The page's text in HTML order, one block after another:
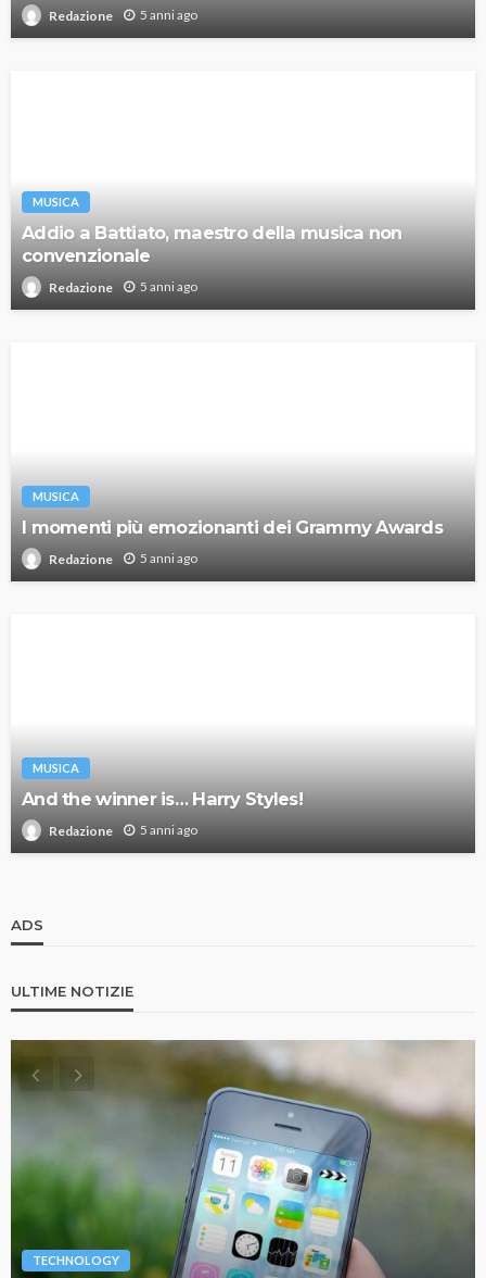
Redazione 5 anni ago
MUSICA
Addio a Battiato, maestro della musica non
convenzionale
Redazione 5 anni ago
MUSICA
I momenti più emozionanti dei Grammy Awards
Redazione 5 anni ago
MUSICA
And the winner is… Harry Styles!
Redazione 5 anni ago
ADS
ULTIME NOTIZIE
TECHNOLOGY